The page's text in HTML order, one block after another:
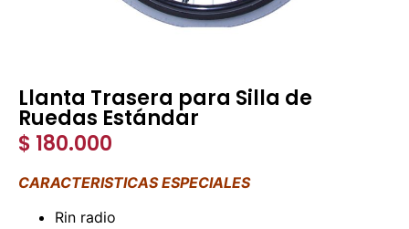
Llanta Trasera para Silla de
Ruedas Estándar
$ 180.000
CARACTERISTICAS ESPECIALES
Rin radio